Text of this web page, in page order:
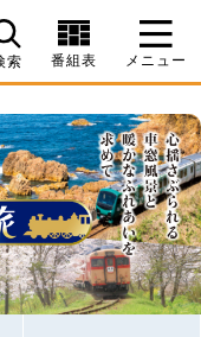
索 番組表 メニュー